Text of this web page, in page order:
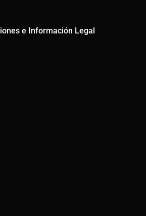
e Información Legal